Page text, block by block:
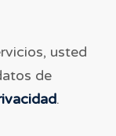
usted
de
.